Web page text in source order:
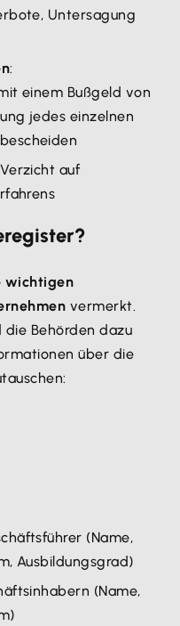
Untersagung
:
einem Bußgeld von
jedes einzelnen
auf
wichtigen
vermerkt.
die Behörden dazu
über die
(Name,
Ausbildungsgrad)
(Name,